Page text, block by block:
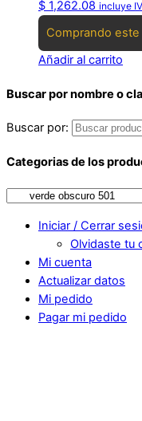
$ 1,262.08 incluye
Comprando
Añadir al carrito
Buscar por nombre o
Buscar por:
Categorias de los
Iniciar / Cerrar
Olvidaste tu
Mi cuenta
Actualizar datos
Mi pedido
Pagar mi pedido